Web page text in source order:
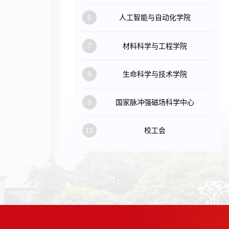
6 人工智能与自动化学院
7 材料科学与工程学院
8 生命科学与技术学院
9 国家脉冲强磁场科学中心
10 校工会